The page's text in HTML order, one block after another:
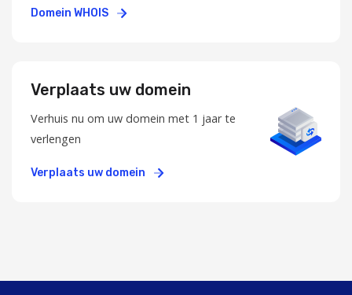
Domein WHOIS
Verplaats uw domein
Verhuis nu om uw domein met 1 jaar te
verlengen
Verplaats uw domein